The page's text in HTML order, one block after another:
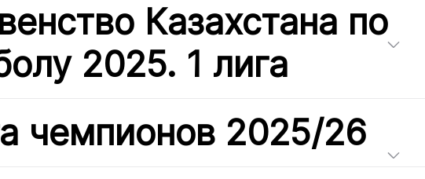
Казахстана по
2025. 1 лига
чемпионов 2025/26